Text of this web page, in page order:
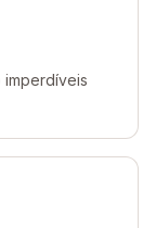
imperdíveis